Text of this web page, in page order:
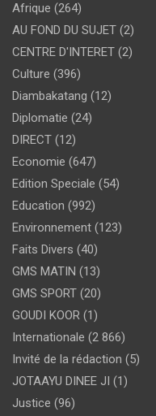
Afrique (264)
AU FOND DU SUJET (2)
CENTRE D'INTERET (2)
Culture (396)
Diambakatang (12)
Diplomatie (24)
DIRECT (12)
Economie (647)
Edition Speciale (54)
Education (992)
Environnement (123)
Faits Divers (40)
GMS MATIN (13)
GMS SPORT (20)
GOUDI KOOR (1)
Internationale (2 866)
Invité de la rédaction (5)
JOTAAYU DINEE JI (1)
Justice (96)